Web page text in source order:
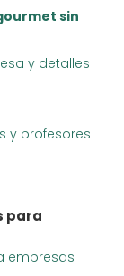
sin
y detalles
y profesores
para
empresas